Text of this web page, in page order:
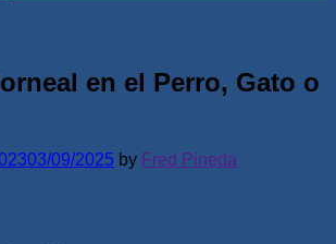
en el Perro, Gato o
03/09/2025 by Fred Pineda